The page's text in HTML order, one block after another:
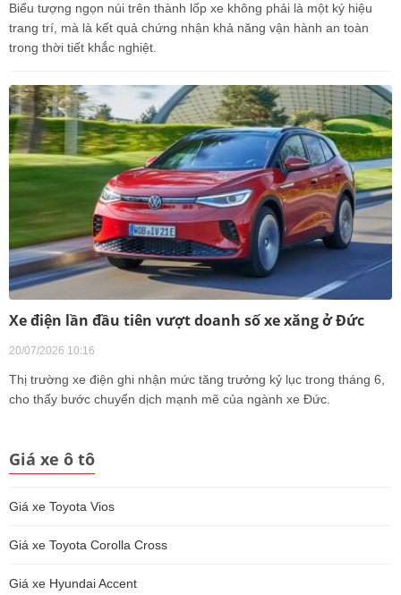
Biểu tượng ngọn núi trên thành lốp xe không phải là một ký hiệu
trang trí, mà là kết quả chứng nhận khả năng vận hành an toàn
trong thời tiết khắc nghiệt.
Xe điện lần đầu tiên vượt doanh số xe xăng ở Đức
20/07/2026 10:16
Thị trường xe điện ghi nhận mức tăng trưởng kỷ lục trong tháng 6,
cho thấy bước chuyển dịch mạnh mẽ của ngành xe Đức.
Giá xe ô tô
Giá xe Toyota Vios
Giá xe Toyota Corolla Cross
Giá xe Hyundai Accent